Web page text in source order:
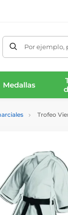
Por ejemplo,
Medallas
Trofeo